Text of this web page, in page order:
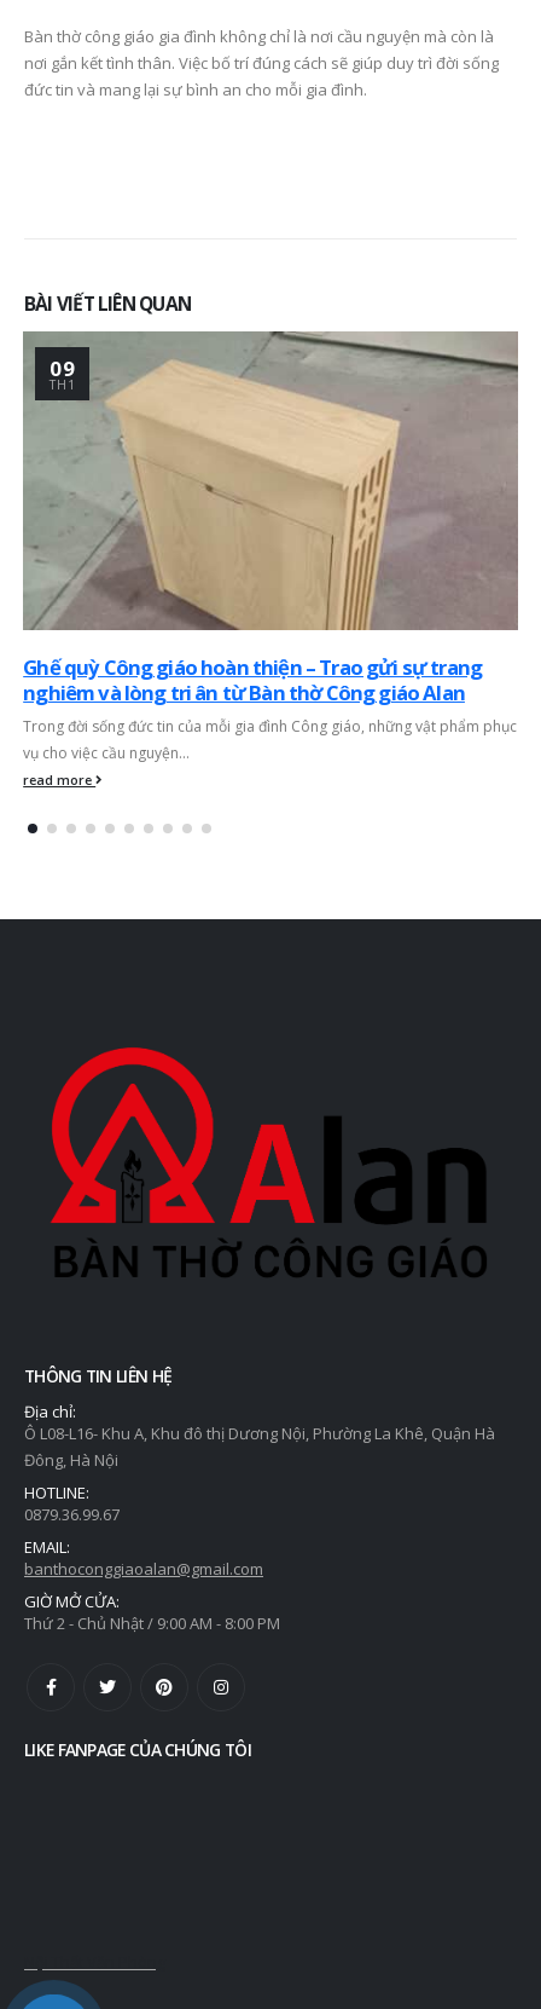
Bàn thờ công giáo gia đình không chỉ là nơi cầu nguyện mà còn là
nơi gắn kết tình thân. Việc bố trí đúng cách sẽ giúp duy trì đời sống
đức tin và mang lại sự bình an cho mỗi gia đình.
BÀI VIẾT LIÊN QUAN
28
TH2
Lựa Chọn Bàn Thờ Công Giáo Đẹp và Tinh Tế Cho Mùa
Xuân 2026
Mùa xuân, một mùa của sự tái sinh và hy vọng, là thời điểm lý tưởng để
các gia đình...
read more
THÔNG TIN LIÊN HỆ
Địa chỉ:
Ô L08-L16- Khu A, Khu đô thị Dương Nội, Phường La Khê, Quận Hà
Đông, Hà Nội
HOTLINE:
0879.36.99.67
EMAIL:
banthoconggiaoalan@gmail.com
GIỜ MỞ CỬA:
Thứ 2 - Chủ Nhật / 9:00 AM - 8:00 PM
LIKE FANPAGE CỦA CHÚNG TÔI